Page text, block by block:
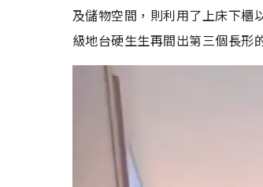
及儲物空間，則利用了上床下櫃
級地台硬生生再間出第三個長形